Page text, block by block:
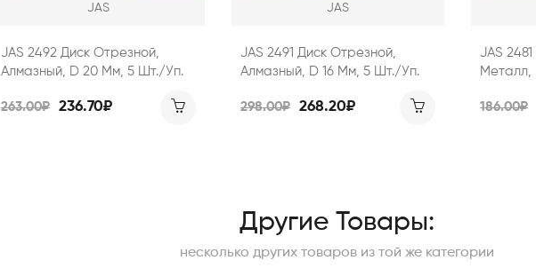
JAS
JAS 2492 Диск Отрезной,
Алмазный, D 20 Мм, 5 Шт./уп.
263.00₽ 236.70₽
JAS
JAS 2491 Диск Отрезной,
Алмазный, D 16 Мм, 5 Шт./уп.
298.00₽ 268.20₽
JAS
Металл,
186.00₽
Другие Товары:
несколько других товаров из той же категории